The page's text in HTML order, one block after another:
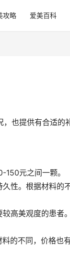
攻略 爱美百科
，也提供有合适的
元之间一颗。
性。根据材料的
高美观度的患者
的不同，价格也